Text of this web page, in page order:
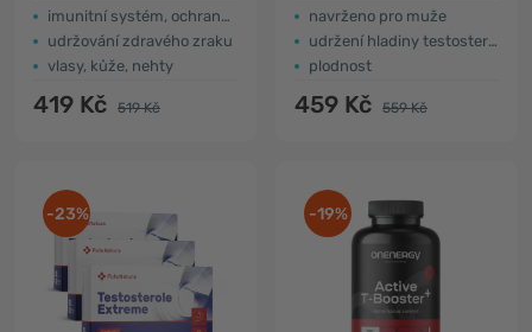
imunitní systém, ochrana buněk
udržování zdravého zraku
vlasy, kůže, nehty
419 Kč 519 Kč
navrženo pro muže
udržení hladiny testosteronu
plodnost
459 Kč 559 Kč
-23% -19%